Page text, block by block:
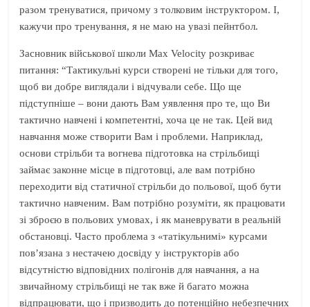
разом тренуватися, причому з толковим інструктором. І,
кажучи про тренування, я не маю на увазі пейнтбол.
Засновник військової школи Max Velocity розкриває
питання: “Тактикульні курси створені не тільки для того,
щоб ви добре виглядали і відчували себе. Що ще
підступніше – вони дають Вам уявлення про те, що Ви
тактично навчені і компетентні, хоча це не так. Цей вид
навчання може створити Вам і проблеми. Наприклад,
основи стрільби та вогнева підготовка на стрільбищі
займає законне місце в підготовці, але вам потрібно
переходити від статичної стрільби до польової, щоб бути
тактично навченим. Вам потрібно розуміти, як працювати
зі зброєю в польових умовах, і як маневрувати в реальній
обстановці. Часто проблема з «татікульнимі» курсами
пов’язана з нестачею досвіду у інструкторів або
відсутністю відповідних полігонів для навчання, а на
звичайному стрільбищі не так вже й багато можна
відпрацювати, що і призводить до потенційно небезпечних